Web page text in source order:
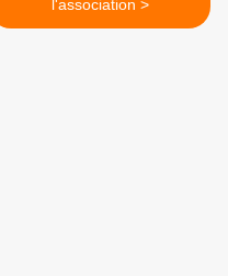
l'association >